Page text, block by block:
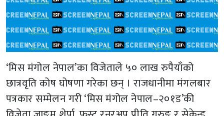
‘मिस मंगोल नेपाल’का विजेताले ५० लाख रुपैयाँको
छात्रवृति कोष घोषणा गरेका छन् । राजधानीमा मंगलबार
पत्रकार सम्मेलन गरी ‘मिस मंगोल नेपाल–२०१ड’की